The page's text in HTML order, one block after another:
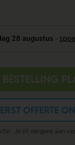
28 augustus
BESTELLING
OFFERTE
· Je zit nergens aan